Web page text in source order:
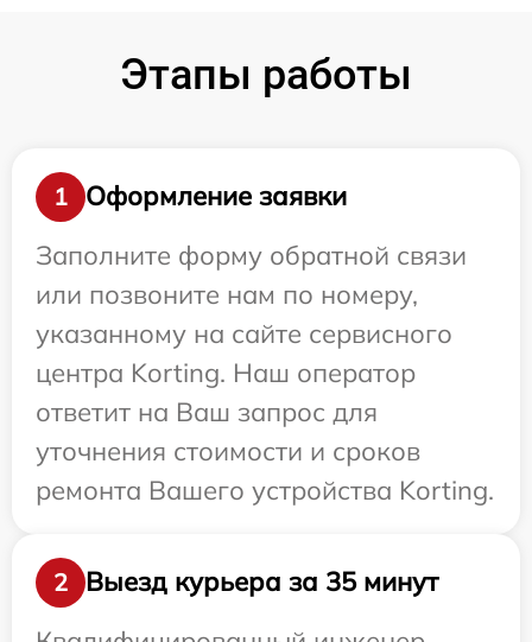
Этапы работы
1
Оформление заявки
Заполните форму обратной связи
или позвоните нам по номеру,
указанному на сайте сервисного
центра Korting. Наш оператор
ответит на Ваш запрос для
уточнения стоимости и сроков
ремонта Вашего устройства Korting.
2
Выезд курьера за 35 минут